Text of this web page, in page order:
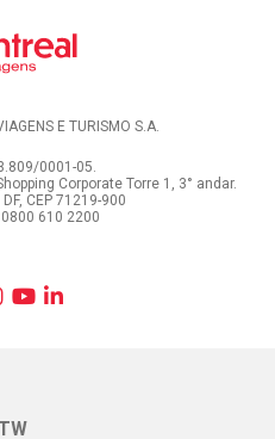
E TURISMO S.A.
0001-05.
Corporate Torre 1, 3° andar.
CEP 71219-900
610 2200